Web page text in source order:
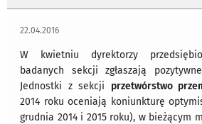
22.04.2016
W kwietniu dyrektorzy
badanych sekcji zgłaszają
Jednostki z sekcji przetwórstwo
2014 roku oceniają koniunkturę
grudnia 2014 i 2015 roku), w bieżącym